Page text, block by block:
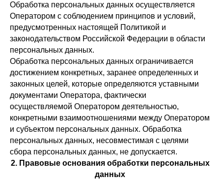
Обработка персональных данных осуществляется
Оператором с соблюдением принципов и условий,
предусмотренных настоящей Политикой и
законодательством Российской Федерации в области
персональных данных.
Обработка персональных данных ограничивается
достижением конкретных, заранее определенных и
законных целей, которые определяются уставными
документами Оператора, фактически
осуществляемой Оператором деятельностью,
конкретными взаимоотношениями между Оператором
и субъектом персональных данных. Обработка
персональных данных, несовместимая с целями
сбора персональных данных, не допускается.
2. Правовые основания обработки персональных
данных